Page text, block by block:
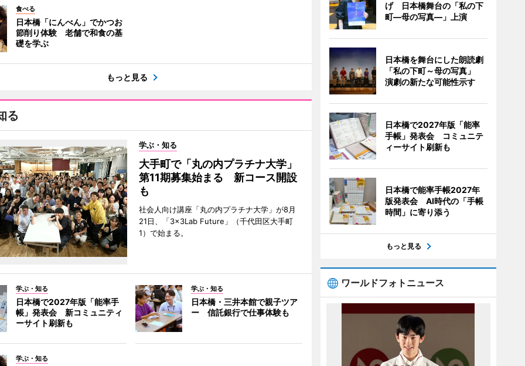
食べる
日本橋「にんべん」でかつお
節削り体験 老舗で和食の基
礎を学ぶ
もっと見る
る
学ぶ・知る
大手町で「丸の内プラチナ大学」
第11期募集始まる 新コース開設
も
社会人向け講座「丸の内プラチナ大学」が8月
21日、「3×3Lab Future」（千代田区大手町
1）で始まる。
学ぶ・知る
日本橋で2027年版「能率手
帳」発表会 新コミュニティ
ーサイト刷新も
学ぶ・知る
日本橋・三井本館で親子ツア
ー 信託銀行で仕事体験も
学ぶ・知る
げ 日本橋舞台の「私の下
町―母の写真―」上演
日本橋を舞台にした朗読劇
「私の下町～母の写真」
演劇の新たな可能性示す
日本橋で2027年版「能率
手帳」発表会 コミュニテ
ィーサイト刷新も
日本橋で能率手帳2027年
版発表会 AI時代の「手帳
時間」に寄り添う
もっと見る
ワールドフォトニュース